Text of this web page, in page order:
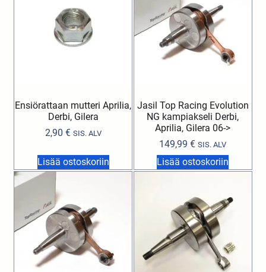
Ensiörattaan mutteri Aprilia,
Derbi, Gilera
2,90 € SIS. ALV
Lisää ostoskoriin
Jasil Top Racing Evolution
NG kampiakseli Derbi,
Aprilia, Gilera 06->
149,99€ SIS. ALV
Lisää ostoskoriin